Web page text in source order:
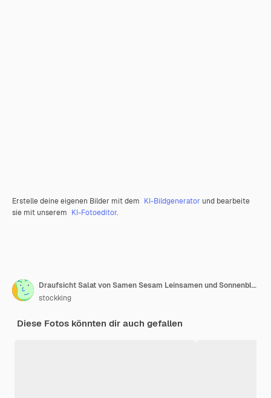
Erstelle deine eigenen Bilder mit dem KI-Bildgenerator und bearbeite
sie mit unserem KI-Fotoeditor.
Draufsicht Salat von Samen Sesam Leinsamen und Sonnenblumenkernen mit Tomaten und Basilikum
stockking
Diese Fotos könnten dir auch gefallen